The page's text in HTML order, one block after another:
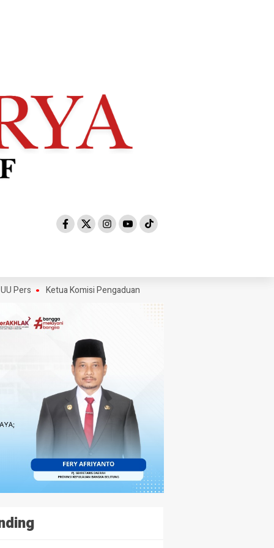
Ketua Komisi Pengaduan dan Penegakan Etika Pers Angkat Bicara